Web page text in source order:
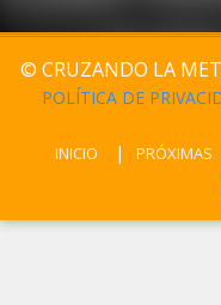
© CRUZANDO LA
POLÍTICA DE
INICIO PRÓXIMAS